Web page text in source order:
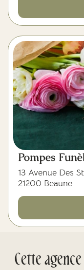
Pompes
13 Avenue Des
21200 Beaune
Cette